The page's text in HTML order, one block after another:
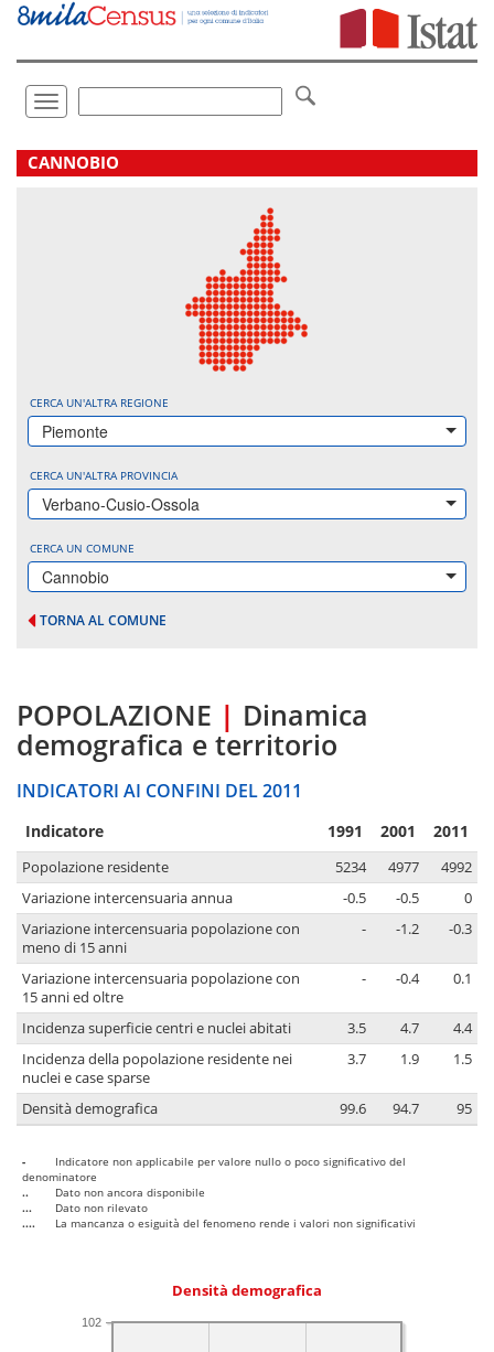
Vai
direttamente
Toggle
navigation
.
CANNOBIO
CERCA UN'ALTRA REGIONE
Piemonte
CERCA UN'ALTRA PROVINCIA
Verbano-Cusio-Ossola
CERCA UN COMUNE
Cannobio
TORNA AL COMUNE
POPOLAZIONE | Dinamica
demografica e territorio
INDICATORI AI CONFINI DEL 2011
Indicatore 1991 2001 2011
Popolazione residente 5234 4977
4992
Variazione intercensuaria annua
-0.5 -0.5
0
Variazione intercensuaria popolazione con
meno di 15 anni
- -1.2 -0.3
Variazione intercensuaria popolazione con
15 anni ed oltre
- -0.4 0.1
Incidenza superficie centri e nuclei abitati 3.5 4.7
4.4
Incidenza della popolazione residente nei
nuclei e case sparse
3.7 1.9 1.5
Densità demografica 99.6 94.7 95
-
Indicatore non applicabile per valore nullo o poco significativo del
denominatore
..
Dato non ancora disponibile
...
Dato non rilevato
....
La mancanza o esiguità del fenomeno rende i valori non significativi
Densità demografica
102